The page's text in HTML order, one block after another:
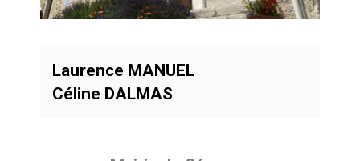
Laurence MANUEL
Céline DALMAS